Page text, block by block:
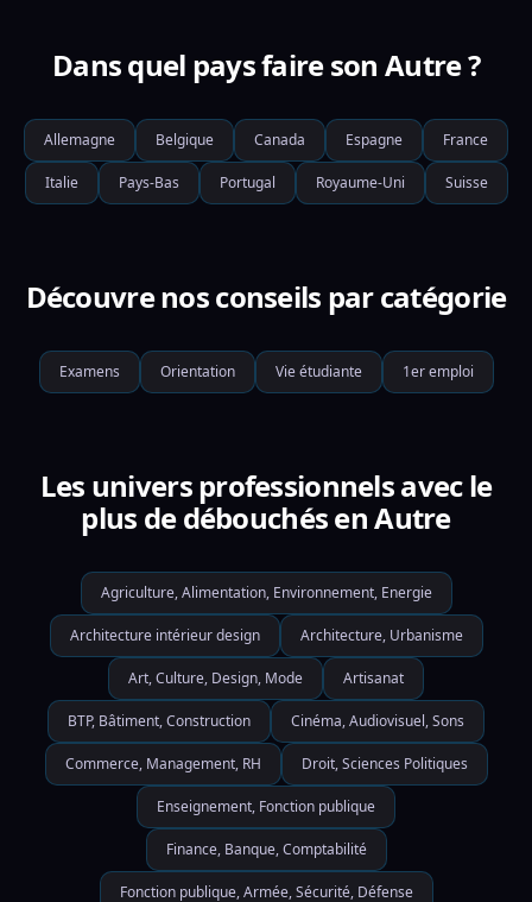
Dans quel pays faire son Autre ?
Allemagne Belgique Canada Espagne France
Italie Pays-Bas Portugal Royaume-Uni Suisse
Découvre nos conseils par catégorie
Examens Orientation Vie étudiante 1er emploi
Les univers professionnels avec le
plus de débouchés en Autre
Agriculture, Alimentation, Environnement, Energie
Architecture intérieur design Architecture, Urbanisme
Art, Culture, Design, Mode Artisanat
BTP, Bâtiment, Construction Cinéma, Audiovisuel, Sons
Commerce, Management, RH Droit, Sciences Politiques
Enseignement, Fonction publique
Finance, Banque, Comptabilité
Fonction publique, Armée, Sécurité, Défense